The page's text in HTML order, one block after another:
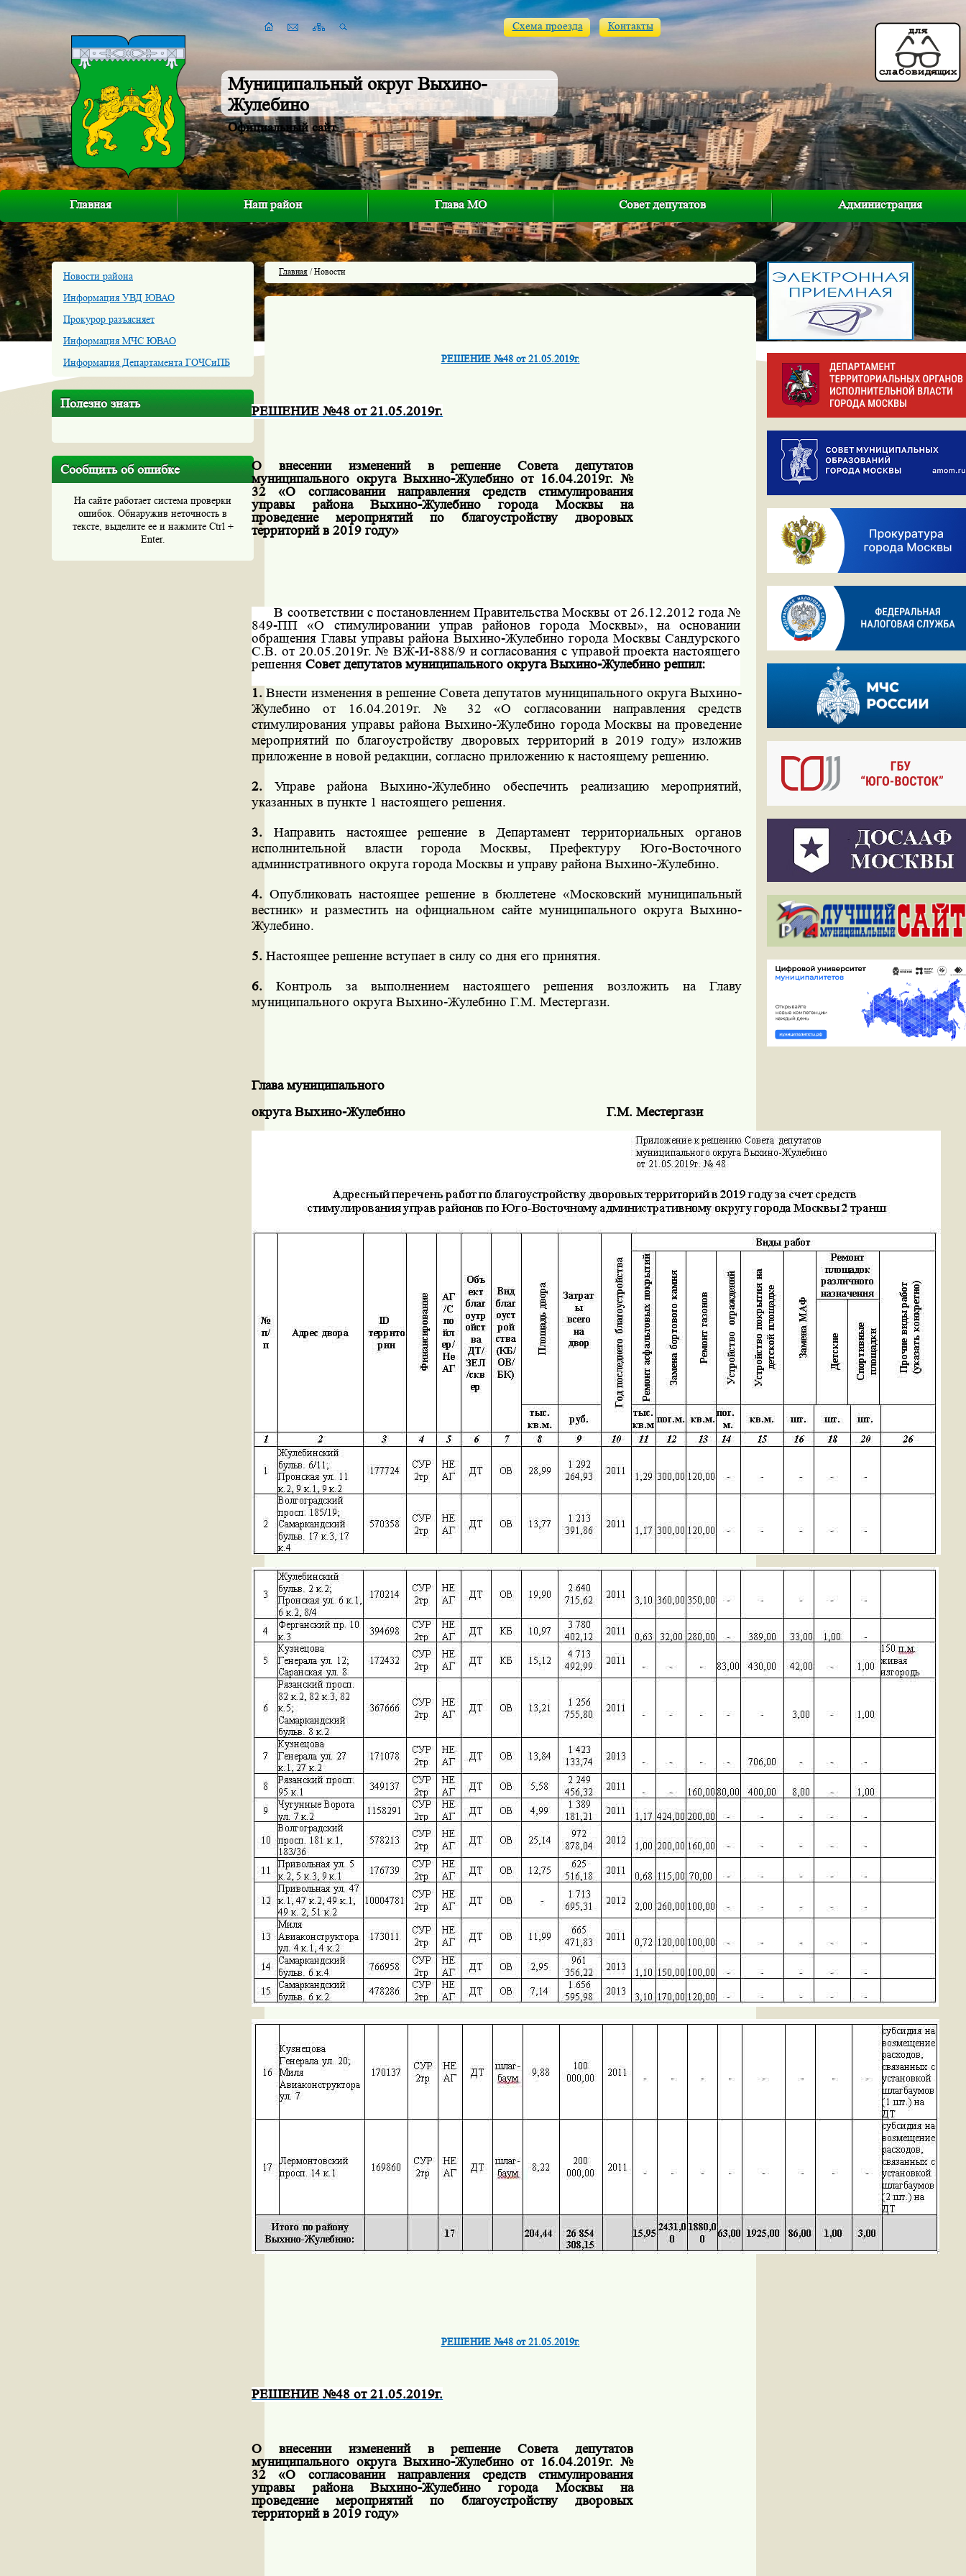
Муниципальный округ Выхино-
Жулебино
Официальный сайт
Схема проезда Контакты
Главная Наш район Глава МО Совет депутатов Администрация
Новости района
Информация УВД ЮВАО
Прокурор разъясняет
Информация МЧС ЮВАО
Информация Департамента ГОЧСиПБ
Полезно знать
Сообщить об ошибке
На сайте работает система проверки
ошибок. Обнаружив неточность в
тексте, выделите ее и нажмите Ctrl +
Enter.
Главная / Новости
РЕШЕНИЕ №48 от 21.05.2019г.
РЕШЕНИЕ №48 от 21.05.2019г.
О внесении изменений в решение Совета депутатов
муниципального округа Выхино-Жулебино от 16.04.2019г. №
32 «О согласовании направления средств стимулирования
управы района Выхино-Жулебино города Москвы на
проведение мероприятий по благоустройству дворовых
территорий в 2019 году»
В соответствии с постановлением Правительства Москвы от 26.12.2012 года №
849-ПП «О стимулировании управ районов города Москвы», на основании
обращения Главы управы района Выхино-Жулебино города Москвы Сандурского
С.В. от 20.05.2019г. № ВЖ-И-888/9 и согласования с управой проекта настоящего
решенияСовет депутатов муниципального округа Выхино-Жулебино решил:
1. Внести изменения в решение Совета депутатов муниципального округа Выхино-
Жулебино от 16.04.2019г. № 32 «О согласовании направления средств
стимулирования управы района Выхино-Жулебино города Москвы на проведение
мероприятий по благоустройству дворовых территорий в 2019 году» изложив
приложение в новой редакции, согласно приложению к настоящему решению.
2. Управе района Выхино-Жулебино обеспечить реализацию мероприятий,
указанных в пункте 1 настоящего решения.
3. Направить настоящее решение в Департамент территориальных органов
исполнительной власти города Москвы, Префектуру Юго-Восточного
административного округа города Москвы и управу района Выхино-Жулебино.
4. Опубликовать настоящее решение в бюллетене «Московский муниципальный
вестник» и разместить на официальном сайте муниципального округа Выхино-
Жулебино.
5. Настоящее решение вступает в силу со дня его принятия.
6. Контроль за выполнением настоящего решения возложить на Главу
муниципального округа Выхино-Жулебино Г.М. Местергази.
Глава муниципального
округа Выхино-Жулебино
Г.М. Местергази
РЕШЕНИЕ №48 от 21.05.2019г.
РЕШЕНИЕ №48 от 21.05.2019г.
О внесении изменений в решение Совета депутатов
муниципального округа Выхино-Жулебино от 16.04.2019г. №
32 «О согласовании направления средств стимулирования
управы района Выхино-Жулебино города Москвы на
проведение мероприятий по благоустройству дворовых
территорий в 2019 году»